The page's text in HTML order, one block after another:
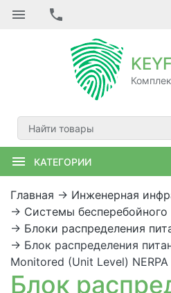
КАТЕГОРИИ
Главная → Инженерная
→ Системы бесперебойного
→ Блоки распределения
→ Блок распределения
Monitored (Unit Level)
Блок